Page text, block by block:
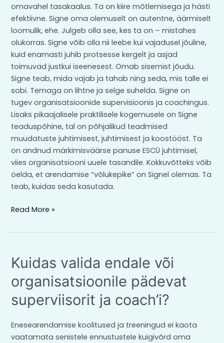
omavahel tasakaalus. Ta on kiire mõtlemisega ja hästi
efektiivne. Signe oma olemuselt on autentne, äärmiselt
loomulik, ehe. Julgeb olla see, kes ta on – mistahes
olukorras. Signe võib olla nii leebe kui vajadusel jõuline,
kuid enamasti juhib protsesse kergelt ja asjad
toimuvad justkui iseenesest. Omab sisemist jõudu.
Signe teab, mida vajab ja tahab ning seda, mis talle ei
sobi. Temaga on lihtne ja selge suhelda. Signe on
tugev organisatsioonide supervisioonis ja coachingus.
Lisaks pikaajalisele praktilisele kogemusele on Signe
teaduspõhine, tal on põhjalikud teadmised
muudatuste juhtimisest, juhtimisest ja koostööst. Ta
on andnud märkimisväärse panuse ESCÜ juhtimisel,
viies organisatsiooni uuele tasandile. Kokkuvõtteks võib
öelda, et arendamise “võlukepike” on Signel olemas. Ta
teab, kuidas seda kasutada.
Read More »
Kuidas valida endale või
organisatsioonile pädevat
superviisorit ja coach’i?
Enesearendamise koolitused ja treeningud ei kaota
vaatamata senistele ennustustele kuigivõrd oma
Kuidas
valida
endale
või
organisatsioonile